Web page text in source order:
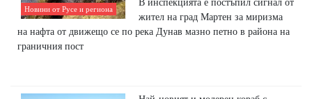
Новини от Русе и региона
В инспекцията е постъпил сигнал от
жител на град Мартен за миризма
на нафта от движещо се по река Дунав мазно петно в района на
граничния пост